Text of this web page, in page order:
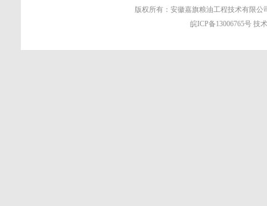
版权所有：安徽嘉旗粮油工程技术有限公
皖ICP备13006765号技